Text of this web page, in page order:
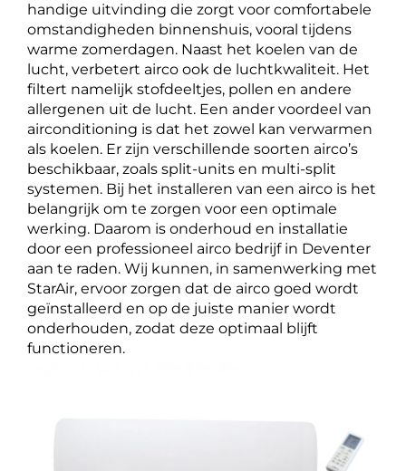
handige uitvinding die zorgt voor comfortabele
omstandigheden binnenshuis, vooral tijdens
warme zomerdagen. Naast het koelen van de
lucht, verbetert airco ook de luchtkwaliteit. Het
filtert namelijk stofdeeltjes, pollen en andere
allergenen uit de lucht. Een ander voordeel van
airconditioning is dat het zowel kan verwarmen
als koelen. Er zijn verschillende soorten airco’s
beschikbaar, zoals split-units en multi-split
systemen. Bij het installeren van een airco is het
belangrijk om te zorgen voor een optimale
werking. Daarom is onderhoud en installatie
door een professioneel airco bedrijf in Deventer
aan te raden. Wij kunnen, in samenwerking met
StarAir, ervoor zorgen dat de airco goed wordt
geïnstalleerd en op de juiste manier wordt
onderhouden, zodat deze optimaal blijft
functioneren.